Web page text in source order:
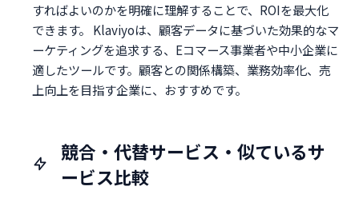
すればよいのかを明確に理解することで、ROIを最大化
できます。 Klaviyoは、顧客データに基づいた効果的なマ
ーケティングを追求する、Eコマース事業者や中小企業に
適したツールです。顧客との関係構築、業務効率化、売
上向上を目指す企業に、おすすめです。
競合・代替サービス・似ているサ
ービス比較